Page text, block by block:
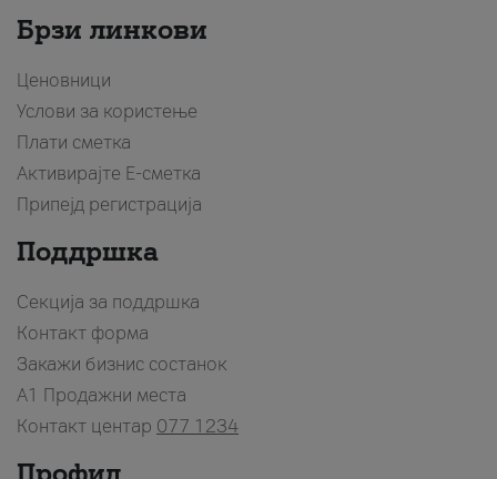
Брзи линкови
Ценовници
Услови за користење
Плати сметка
Активирајте Е-сметка
Припејд регистрација
Поддршка
Секција за поддршка
Контакт форма
Закажи бизнис состанок
A1 Продажни места
Контакт центар 077 1234